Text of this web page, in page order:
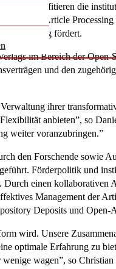
profitieren die
der Article
Reporting fördert.
im Bereich der
und den
ihrer
anbieten”, so
weiter voranzubringen.”
den Forschende sowie
Förderpolitik und
einen kollaborativen
Management der
Deposits und Open-
wird. Unsere
optimale Erfahrung zu
wagen”, so